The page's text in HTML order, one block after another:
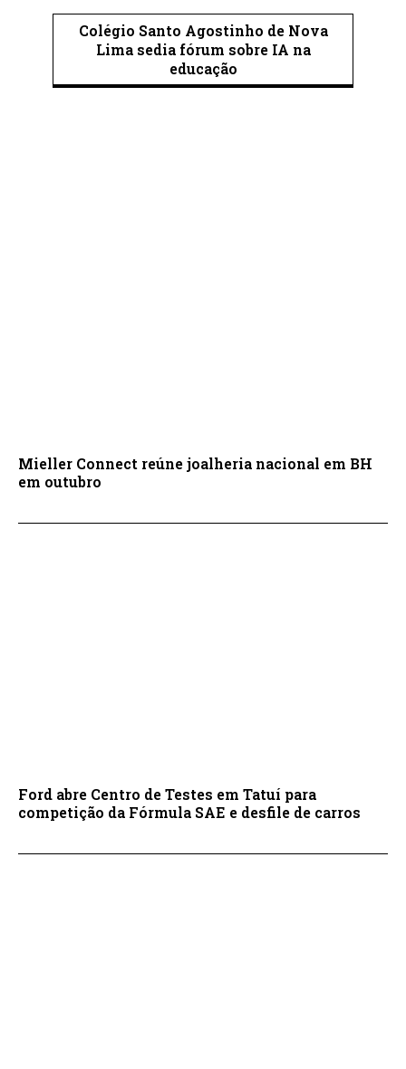
Colégio Santo Agostinho de Nova
Lima sedia fórum sobre IA na
educação
Mieller Connect reúne joalheria nacional em BH
em outubro
Ford abre Centro de Testes em Tatuí para
competição da Fórmula SAE e desfile de carros